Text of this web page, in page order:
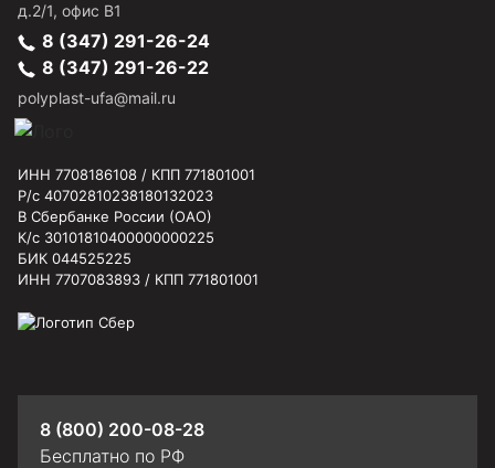
д.2/1, офис В1
8 (347) 291-26-24
8 (347) 291-26-22
polyplast-ufa@mail.ru
ИНН 7708186108 / КПП 771801001
Р/с 40702810238180132023
В Сбербанке России (ОАО)
К/с 30101810400000000225
БИК 044525225
ИНН 7707083893 / КПП 771801001
8 (800) 200-08-28
Бесплатно по РФ